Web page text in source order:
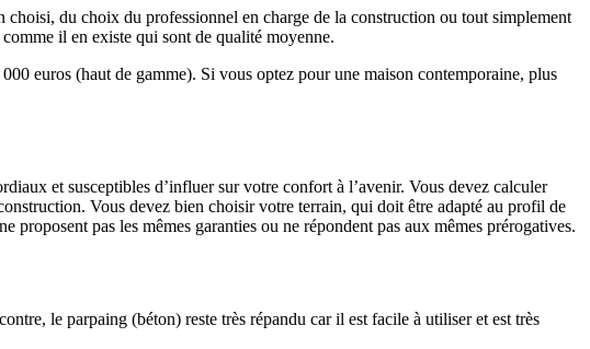
choisi, du choix du professionnel en charge de la construction ou tout simplement
il en existe qui sont de qualité moyenne.
euros (haut de gamme). Si vous optez pour une maison contemporaine, plus
et susceptibles d’influer sur votre confort à l’avenir. Vous devez calculer
Vous devez bien choisir votre terrain, qui doit être adapté au profil de
pas les mêmes garanties ou ne répondent pas aux mêmes prérogatives.
le parpaing (béton) reste très répandu car il est facile à utiliser et est très